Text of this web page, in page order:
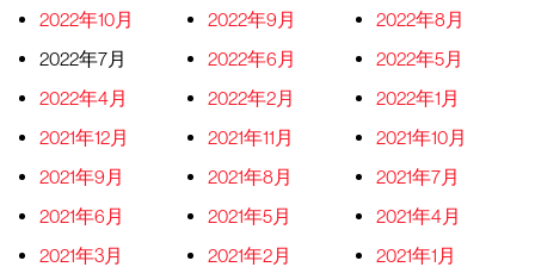
2022年10月
2022年9月
2022年8月
2022年7月
2022年6月
2022年5月
2022年4月
2022年2月
2022年1月
2021年12月
2021年11月
2021年10月
2021年9月
2021年8月
2021年7月
2021年6月
2021年5月
2021年4月
2021年3月
2021年2月
2021年1月